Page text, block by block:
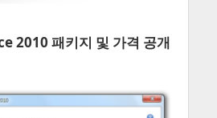
2010 패키지 및 가격 공개